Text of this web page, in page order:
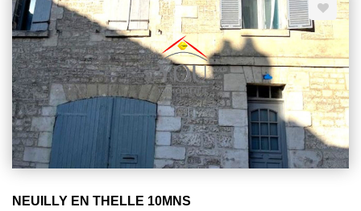
NEUILLY EN THELLE 10MNS